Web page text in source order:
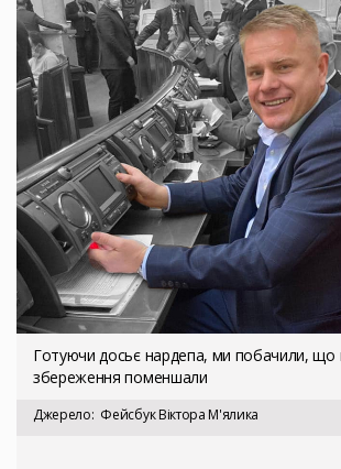
Готуючи досьє нардепа, ми побачили, що
збереження поменшали
Джерело Фейсбук Віктора М'ялика